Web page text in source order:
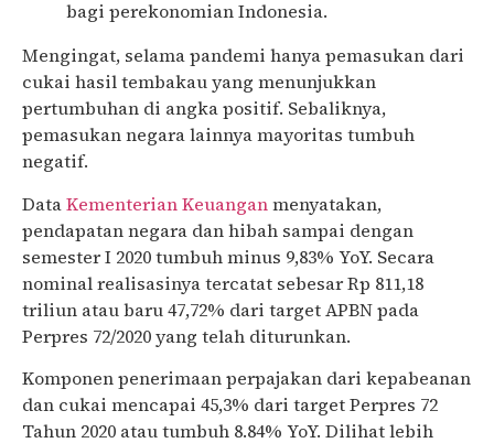
bagi perekonomian Indonesia.
Mengingat, selama pandemi hanya pemasukan dari
cukai hasil tembakau yang menunjukkan
pertumbuhan di angka positif. Sebaliknya,
pemasukan negara lainnya mayoritas tumbuh
negatif.
DataKementerian Keuanganmenyatakan,
pendapatan negara dan hibah sampai dengan
semester I 2020 tumbuh minus 9,83% YoY. Secara
nominal realisasinya tercatat sebesar Rp 811,18
triliun atau baru 47,72% dari target APBN pada
Perpres 72/2020 yang telah diturunkan.
Komponen penerimaan perpajakan dari kepabeanan
dan cukai mencapai 45,3% dari target Perpres 72
Tahun 2020 atau tumbuh 8.84% YoY. Dilihat lebih